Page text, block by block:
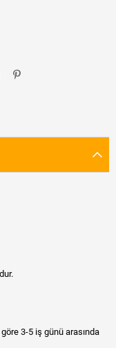
3-5 iş günü arasında